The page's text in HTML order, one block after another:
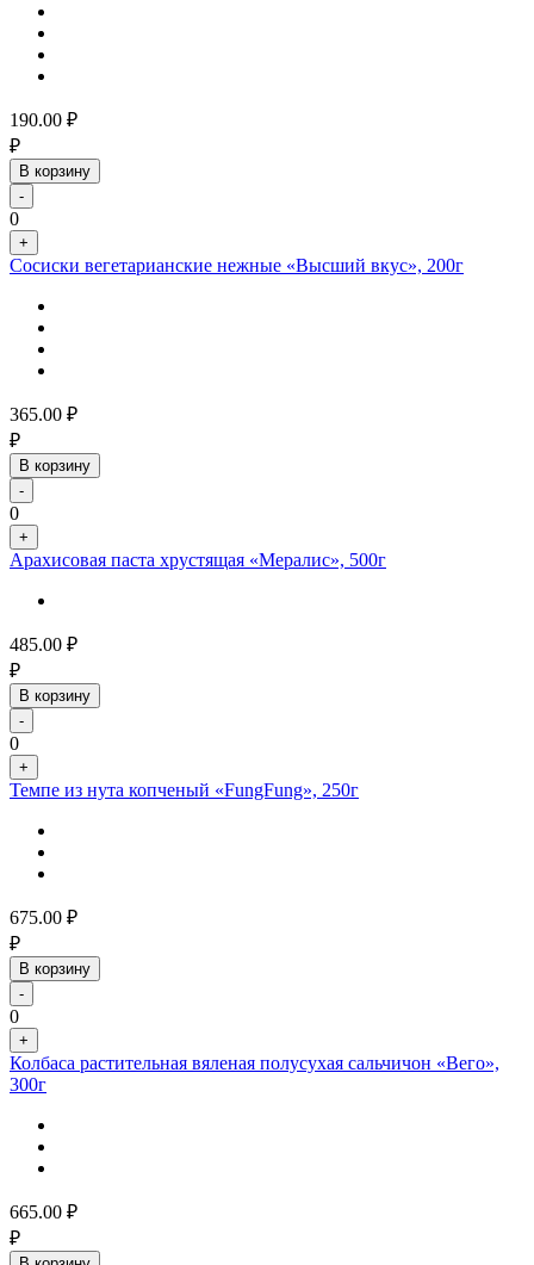
190.00 ₽
₽
В корзину
-
0
+
Сосиски вегетарианские нежные «Высший вкус», 200г
365.00 ₽
₽
В корзину
-
0
+
Арахисовая паста хрустящая «Мералис», 500г
485.00 ₽
₽
В корзину
-
0
+
Темпе из нута копченый «FungFung», 250г
675.00 ₽
₽
В корзину
-
0
+
Колбаса растительная вяленая полусухая сальчичон «Вего»,
300г
665.00 ₽
₽